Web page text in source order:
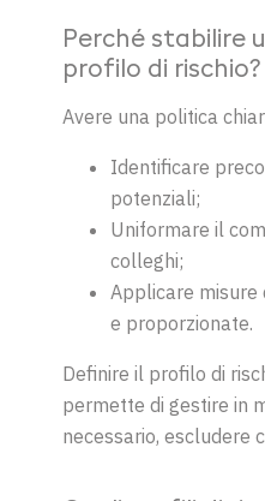
Perché stabilire
profilo di rischio?
Avere una politica
Identificare
potenziali;
Uniformare il
colleghi;
Applicare misure
e proporzionate.
Definire il profilo di
permette di gestire in
necessario, escludere